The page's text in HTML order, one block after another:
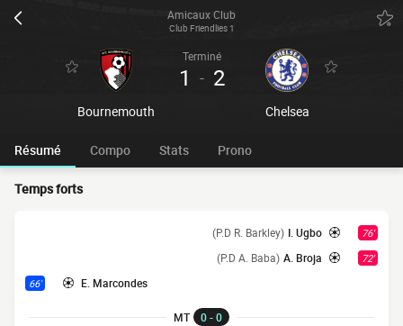
Amicaux Club
Club Friendlies 1
Bournemouth
Terminé
1 - 2
Chelsea
Résumé Compo Stats Prono
Temps forts
76'
I. Ugbo
(P.D R. Barkley)
72'
A. Broja
(P.D A. Baba)
66' E. Marcondes
MT 0 - 0